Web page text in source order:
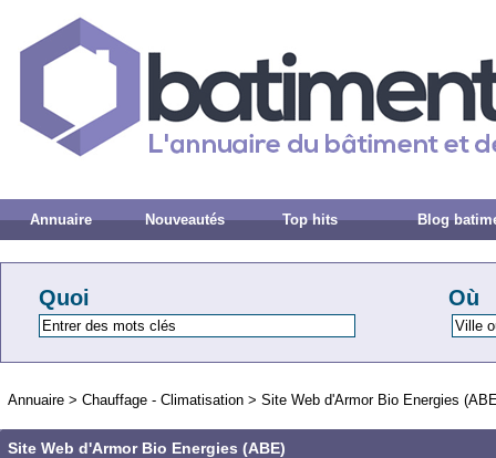
Annuaire Nouveautés Top hits Blog
Quoi Où
Annuaire > Chauffage - Climatisation > Site Web d'Armor Bio Energies
Site Web d'Armor Bio Energies (ABE)